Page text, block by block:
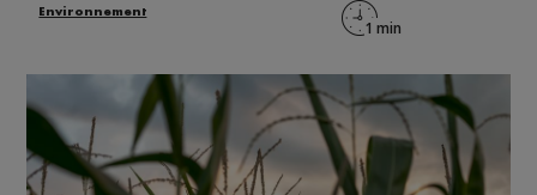
Environnement